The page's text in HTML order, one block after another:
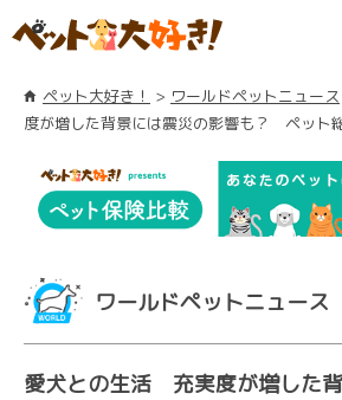
ペット大好き！ ワールドペットニュース
度が増した背景には震災の影響も？ ペット
ワールドペットニュース
愛犬との生活 充実度が増した